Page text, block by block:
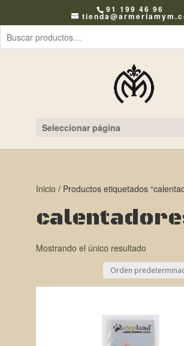
91 199 46 96
Seleccionar página
Inicio / Productos etiquetados
Mostrando el único resultado